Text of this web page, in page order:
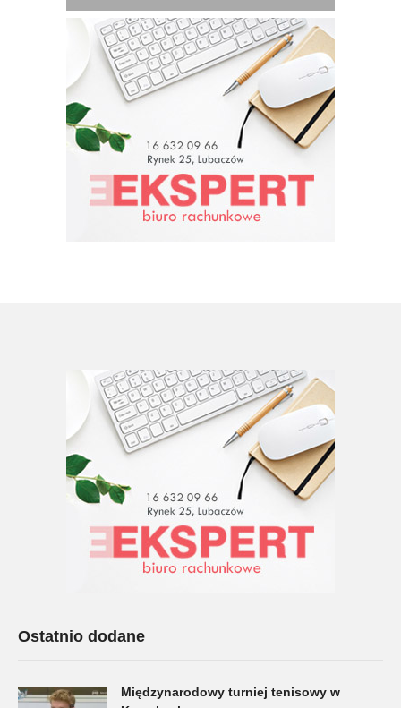
Ostatnio dodane
Międzynarodowy turniej tenisowy w